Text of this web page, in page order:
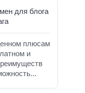
для блога
плюсам
и